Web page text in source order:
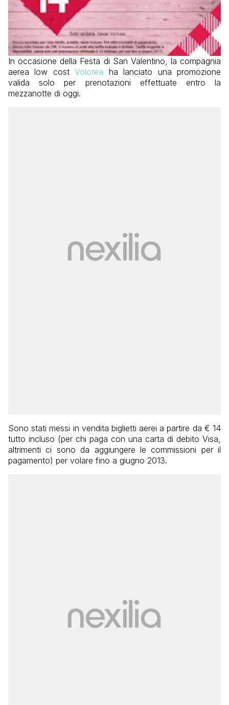
In occasione della Festa di San Valentino, la compagnia
aerea low costVolotea ha lanciato una promozione
valida solo per prenotazioni effettuate entro la
mezzanotte di oggi.
Sono stati messi in vendita biglietti aerei a partire da € 14
tutto incluso (per chi paga con una carta di debito Visa,
altrimenti ci sono da aggiungere le commissioni per il
pagamento) per volare fino a giugno 2013.